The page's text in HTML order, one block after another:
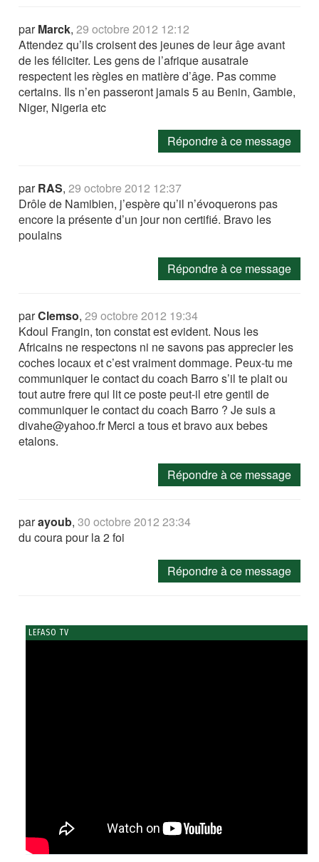
parMarck,29 octobre 2012 12:12
Attendez qu’ils croisent des jeunes de leur âge avant
de les féliciter. Les gens de l’afrique ausatrale
respectent les règles en matière d’âge. Pas comme
certains. Ils n’en passeront jamais 5 au Benin, Gambie,
Niger, Nigeria etc
Répondre à ce message
parRAS,29 octobre 2012 12:37
Drôle de Namibien, j’espère qu’il n’évoquerons pas
encore la présente d’un jour non certifié. Bravo les
poulains
Répondre à ce message
parClemso,29 octobre 2012 19:34
Kdoul Frangin, ton constat est evident. Nous les
Africains ne respectons ni ne savons pas apprecier les
coches locaux et c’est vraiment dommage. Peux-tu me
communiquer le contact du coach Barro s’il te plait ou
tout autre frere qui lit ce poste peut-il etre gentil de
communiquer le contact du coach Barro ? Je suis a
divahe@yahoo.fr Merci a tous et bravo aux bebes
etalons.
Répondre à ce message
parayoub,30 octobre 2012 23:34
du coura pour la 2 foi
Répondre à ce message
LEFASO TV